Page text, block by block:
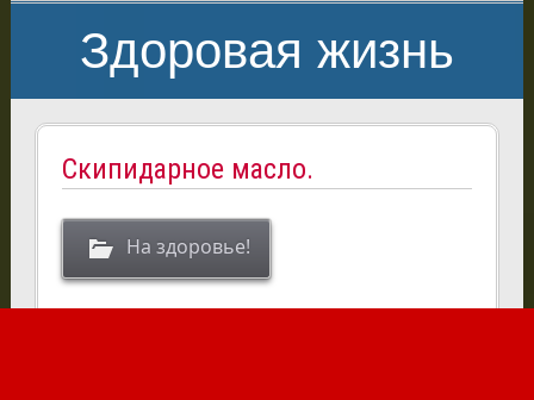
Здоровая жизнь
Скипидарное масло.
На здоровье!